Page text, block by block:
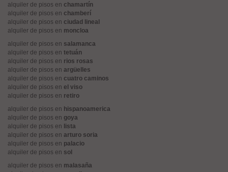
alquiler de pisos en chamartín
alquiler de pisos en chamberí
alquiler de pisos en ciudad lineal
alquiler de pisos en moncloa
alquiler de pisos en salamanca
alquiler de pisos en tetuán
alquiler de pisos en rios rosas
alquiler de pisos en argüelles
alquiler de pisos en cuatro caminos
alquiler de pisos en el viso
alquiler de pisos en retiro
alquiler de pisos en hispanoamerica
alquiler de pisos en goya
alquiler de pisos en lista
alquiler de pisos en arturo soria
alquiler de pisos en palacio
alquiler de pisos en sol
alquiler de pisos en malasaña